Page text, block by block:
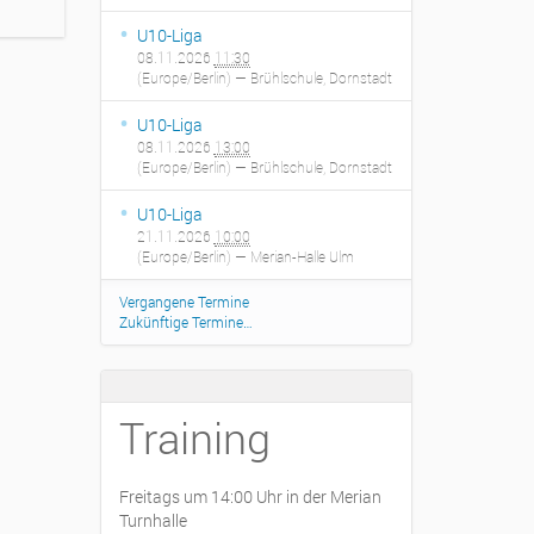
U10-Liga
08.11.2026 11:30
(Europe/Berlin) — Brühlschule, Dornstadt
U10-Liga
08.11.2026 13:00
(Europe/Berlin) — Brühlschule, Dornstadt
U10-Liga
21.11.2026 10:00
(Europe/Berlin) — Merian-Halle Ulm
Vergangene Termine
Zukünftige Termine…
Training
Freitags um 14:00 Uhr in der Merian
Turnhalle